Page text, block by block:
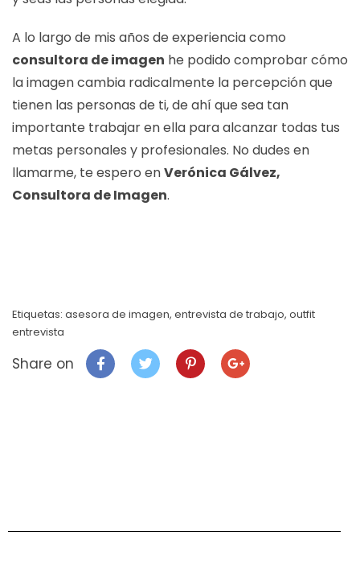
A lo largo de mis años de experiencia como
consultora de imagen he podido comprobar cómo
la imagen cambia radicalmente la percepción que
tienen las personas de ti, de ahí que sea tan
importante trabajar en ella para alcanzar todas tus
metas personales y profesionales. No dudes en
llamarme, te espero enVerónica Gálvez,
Consultora de Imagen.
Etiquetas: asesora de imagen, entrevista de trabajo, outfit
entrevista
Share on